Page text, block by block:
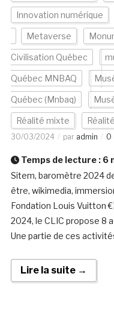
Innovation numérique
Metaverse
Civilisation Québec
Québec MNBAQ
Québec (Mnbaq)
Réalité mixte
30/03/2024 par admin 0
Temps de lecture : 6
Sitem, baromètre 2024
être, wikimedia,
Fondation Louis Vuitton
2024, le CLIC propose 8
Une partie de ces
Lire la suite →